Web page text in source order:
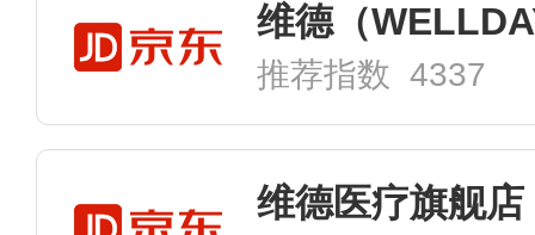
推荐指数 4337
维德医疗旗舰店